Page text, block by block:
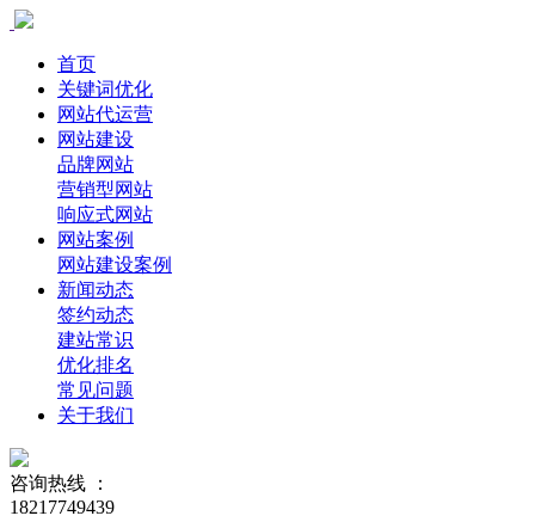
首页
关键词优化
网站代运营
网站建设
品牌网站
营销型网站
响应式网站
网站案例
网站建设案例
新闻动态
签约动态
建站常识
优化排名
常见问题
关于我们
咨询热线 ：
18217749439